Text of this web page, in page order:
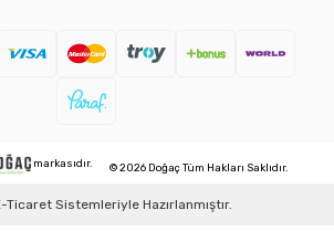
markasıdır. © 2026 Doğaç Tüm Hakları Saklıdır.
Ticaret Sistemleriyle Hazırlanmıştır.